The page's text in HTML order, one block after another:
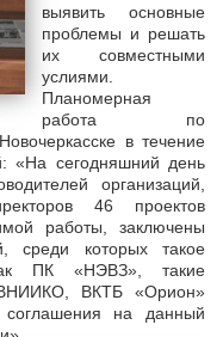
выявить основные
проблемы и решать
их совместными
услиями.
Планомерная
работа по
в течение
«На сегодняшний день
организаций,
46 проектов
работы, заключены
среди которых такое
ПК «НЭВЗ», такие
ВКТБ «Орион»
на данный